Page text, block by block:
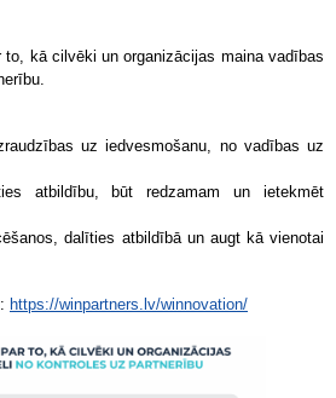
kā cilvēki un organizācijas maina vadības
uz iedvesmošanu, no vadības uz
atbildību, būt redzamam un ietekmēt
dalīties atbildībā un augt kā vienotai
https://winpartners.lv/winnovation/